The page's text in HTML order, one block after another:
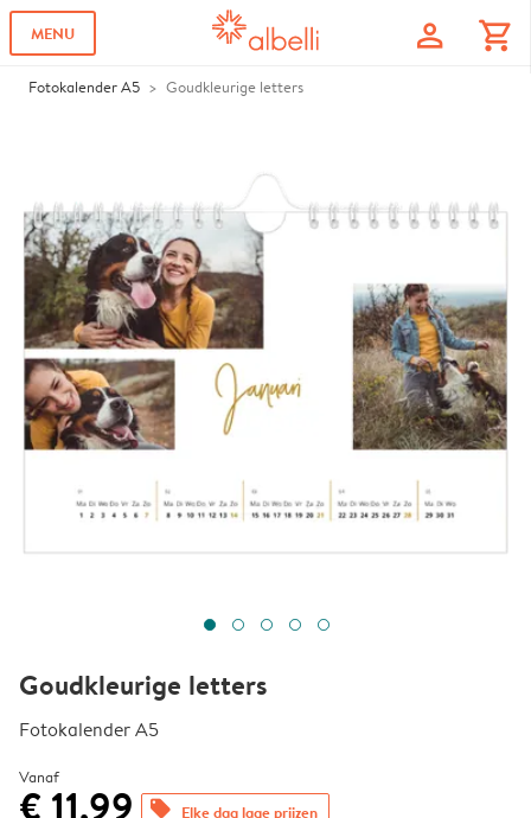
MENU profile shopping_cart
Fotokalender A5 Goudkleurige letters
Goudkleurige letters
Fotokalender A5
Vanaf
€ 11,99 offers Elke dag lage prijzen